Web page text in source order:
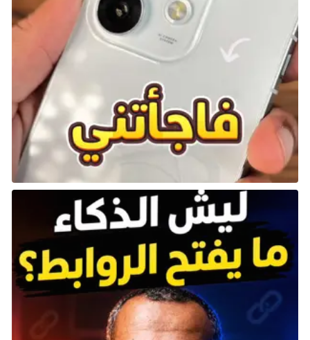
ملاحظات مهمة:
قد تكون تجربة اللعب الجماعي عرضة لبعض المشاكل
التقنية مثل التأخر أو الأعطال، خاصةً في الخوادم ذات
العدد الكبير من اللاعبين.
لضمان تجربة أفضل، يُفضل اختيار خوادم ذات عدد
لاعبين معقول وأيام نشطة تتناسب مع مستوى
تقدمك.
ما يمكنك فعله في وضع اللعب الجماعي